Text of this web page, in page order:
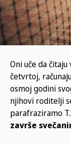
Oni uče da
četvrtoj,
osmoj godini
njihovi roditelji
parafraziramo
završe